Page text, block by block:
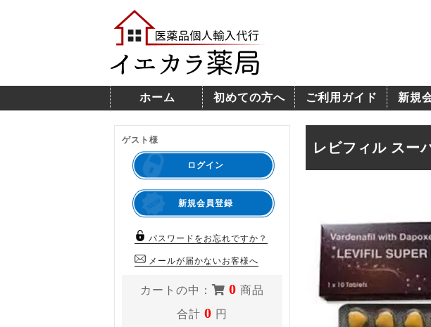
ホーム 初めての方へ ご利用ガイド 新規
レビフィル スー
ゲスト様
ログイン
新規会員登録
パスワードをお忘れですか？
メールが届かないお客様へ
カートの中： 0 商品
合計 0 円